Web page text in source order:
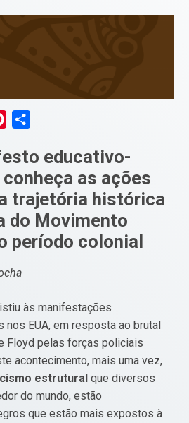
Pinterest
educativo-
as ações
trajetória histórica
do Movimento
período colonial
às manifestações
EUA, em resposta ao brutal
Floyd pelas forças policiais
acontecimento, mais uma vez,
estrutural que diversos
do mundo, estão
que estão mais expostos à